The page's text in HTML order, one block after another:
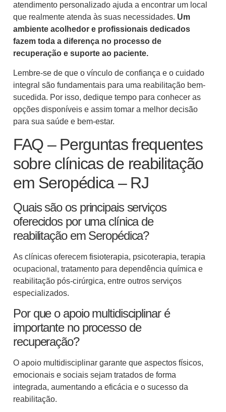
atendimento personalizado ajuda a encontrar um local
que realmente atenda às suas necessidades. Um
ambiente acolhedor e profissionais dedicados
fazem toda a diferença no processo de
recuperação e suporte ao paciente.
Lembre-se de que o vínculo de confiança e o cuidado
integral são fundamentais para uma reabilitação bem-
sucedida. Por isso, dedique tempo para conhecer as
opções disponíveis e assim tomar a melhor decisão
para sua saúde e bem-estar.
FAQ – Perguntas frequentes
sobre clínicas de reabilitação
em Seropédica – RJ
Quais são os principais serviços
oferecidos por uma clínica de
reabilitação em Seropédica?
As clínicas oferecem fisioterapia, psicoterapia, terapia
ocupacional, tratamento para dependência química e
reabilitação pós-cirúrgica, entre outros serviços
especializados.
Por que o apoio multidisciplinar é
importante no processo de
recuperação?
O apoio multidisciplinar garante que aspectos físicos,
emocionais e sociais sejam tratados de forma
integrada, aumentando a eficácia e o sucesso da
reabilitação.